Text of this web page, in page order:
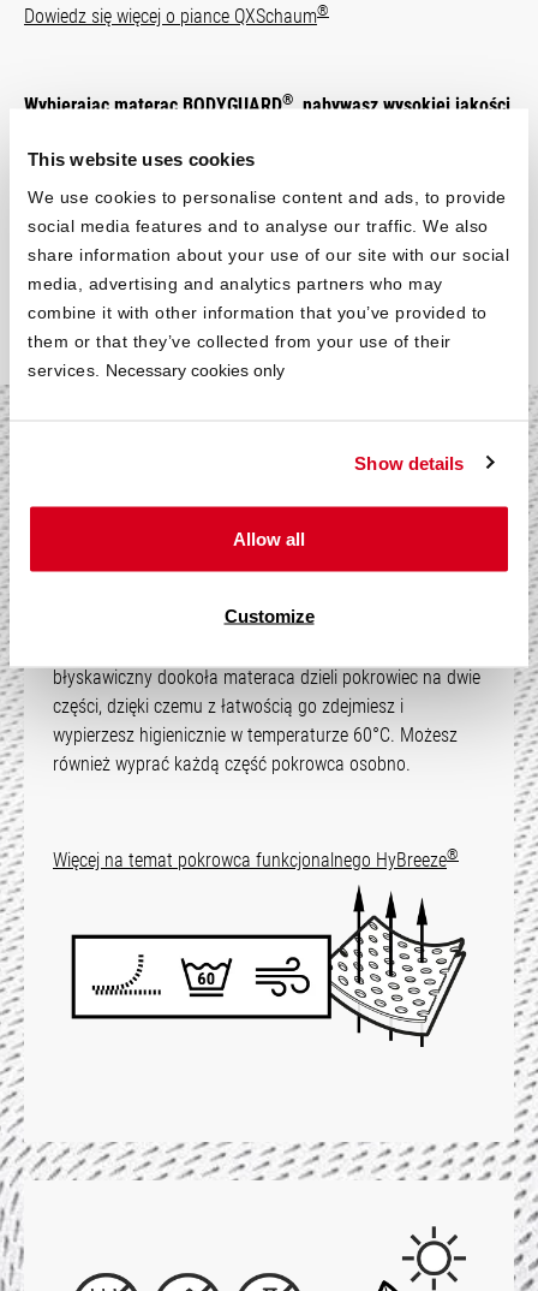
This website uses cookies
We use cookies to personalise content and ads, to provide
social media features and to analyse our traffic. We also
share information about your use of our site with our social
media, advertising and analytics partners who may
combine it with other information that you’ve provided to
them or that they’ve collected from your use of their
services. Necessary cookies only
Show details
Allow all
Customize
Dowiedz się więcej o piance QXSchaum®
Wybierając materac BODYGUARD® , nabywasz wysokiej jakości
naszego materaca, niezależnie od jego
wyprodukowany z jednego kawałka pianki, co zapewnia
wspaniały komfort snu. Zamów już teraz swój wymarzony
rozmiar, a materac BODYGUARD zapewni Ci błogi i
relaksujący sen.
Oddychający
i przyjemny w dotyku
umożliwia optymalne odprowadzanie wilgoci ciała i
błyskawiczny dookoła materaca dzieli pokrowiec na dwie
części, dzięki czemu z łatwością go zdejmiesz i
wypierzesz higienicznie w temperaturze 60°C. Możesz
również wyprać każdą część pokrowca osobno.
Więcej na temat pokrowca funkcjonalnego HyBreeze®